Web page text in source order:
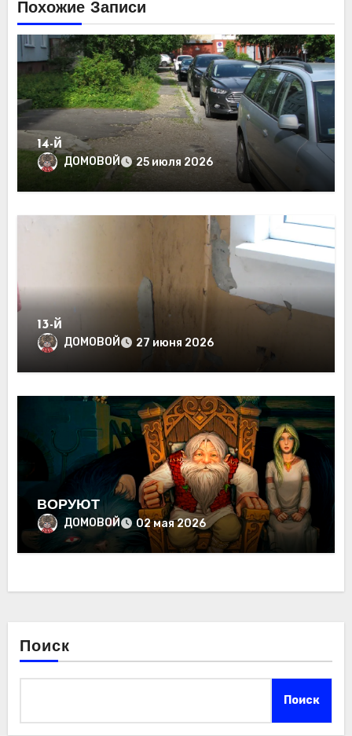
Похожие Записи
14-й
ДОМОВОЙ 25 июля 2026
13-й
ДОМОВОЙ 27 июня 2026
ВОРУЮТ
ДОМОВОЙ 02 мая 2026
Поиск
Поиск